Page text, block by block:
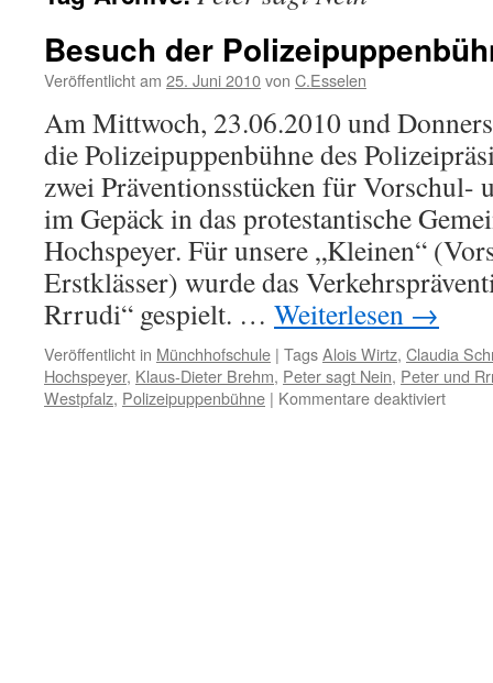
Besuch der
Veröffentlicht am 25. Juni 2010von C.Esselen
Am Mittwoch, 23.06.2010 und
die Polizeipuppenbühne des
zwei Präventionsstücken für Vorschul-
im Gepäck in das protestantische
Hochspeyer. Für unsere „Kleinen“
Erstklässer) wurde das
Rrrudi“ gespielt. … Weiterlesen →
Veröffentlicht in Münchhofschule | TagsAlois Wirtz, Claudia
Hochspeyer, Klaus-Dieter Brehm, Peter sagt Nein, Peter und
Westpfalz, Polizeipuppenbühne | Kommentare deaktiviertfür